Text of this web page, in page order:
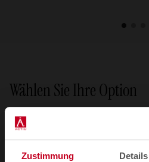
Zustimmung Details
1
Wählen Sie Ihre Option